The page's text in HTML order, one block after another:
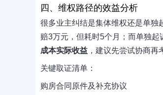
四、维权路径的效益分析
很多业主纠结是集体维权还是单独
赔3万元，但耗时5个月；而单独起
成本实际收益 ，建议先尝试协商再
关键取证清单：
购房合同原件及补充协议